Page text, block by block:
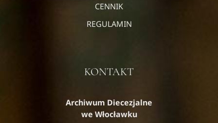
CENNIK
REGULAMIN
KONTAKT
Archiwum Diecezjalne
we Włocławku